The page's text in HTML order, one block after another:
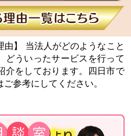
】
当法人がどのようなこと
どういったサービスを行って
介をしております。四日市で
参考にしてください。